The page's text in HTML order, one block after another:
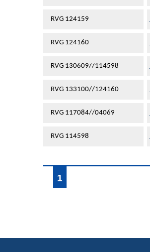
RVG 124159
RVG 124160
RVG 130609//114598
RVG 133100//124160
RVG 117084//04069
RVG 114598
1